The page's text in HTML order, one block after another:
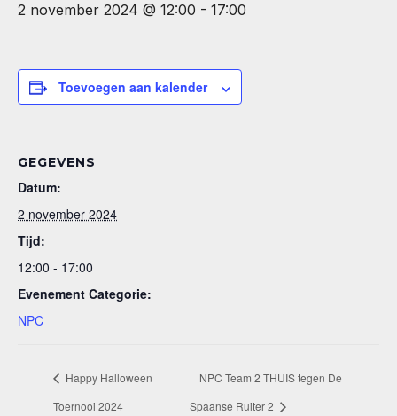
2 november 2024 @ 12:00 - 17:00
Toevoegen aan kalender
GEGEVENS
Datum:
2 november 2024
Tijd:
12:00 - 17:00
Evenement Categorie:
NPC
Happy Halloween
Toernooi 2024
NPC Team 2 THUIS tegen De
Spaanse Ruiter 2